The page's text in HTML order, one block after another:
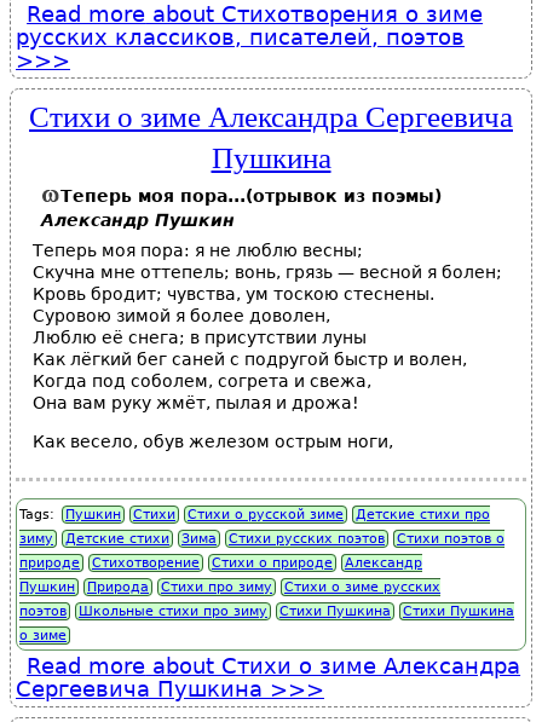
Read more about Стихотворения о зиме
русских классиков, писателей, поэтов
Стихи о зиме Александра Сергеевича
Пушкина
Теперь моя пора...(отрывок из поэмы)
Александр Пушкин
Теперь моя пора: я не люблю весны;
Скучна мне оттепель; вонь, грязь — весной я болен;
Кровь бродит; чувства, ум тоскою стеснены.
Суровою зимой я более доволен,
Люблю её снега; в присутствии луны
Как лёгкий бег саней с подругой быстр и волен,
Когда под соболем, согрета и свежа,
Она вам руку жмёт, пылая и дрожа!
Как весело, обув железом острым ноги,
Tags: Пушкин Стихи Стихи о русской зиме
Детские стихи про
зиму
Детские стихи Зима Стихи русских поэтов
Стихи поэтов о
природе
Стихотворение Стихи о природе
Александр
Пушкин
Природа Стихи про зиму
Стихи о зиме русских
поэтов
Школьные стихи про зиму Стихи Пушкина
Стихи Пушкина
о зиме
Read more about Стихи о зиме Александра
Сергеевича Пушкина